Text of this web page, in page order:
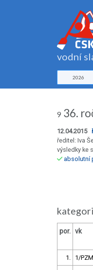
vodní
2026
9 36.
12.04.2015
ředitel: Iva
výsledky ke
absolutní
por. vk
1. 1/PZM